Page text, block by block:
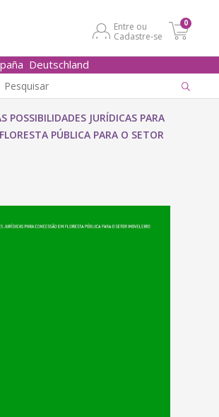
Entre ou
Cadastre-se
0
Deutschland
POSSIBILIDADES JURÍDICAS PARA
PÚBLICA PARA O SETOR